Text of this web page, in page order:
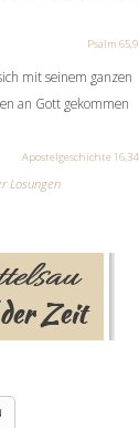
Psalm 65,9
mit seinem ganzen
an Gott gekommen
Apostelgeschichte 16,34
Losungen